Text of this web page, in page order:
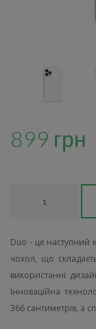
899 грн
Duo - це наступний
чохол, що
використанні
Інноваційна
366 сантиметрів, а